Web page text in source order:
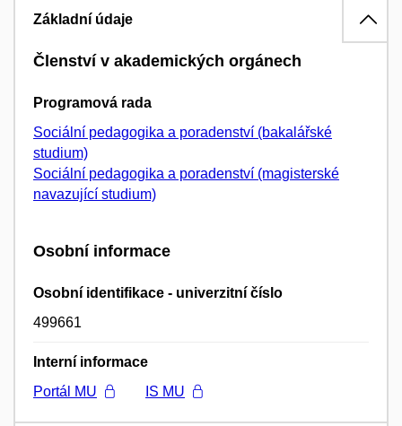
Základní údaje
Členství v akademických orgánech
Programová rada
Sociální pedagogika a poradenství (bakalářské
studium)
Sociální pedagogika a poradenství (magisterské
navazující studium)
Osobní informace
Osobní identifikace - univerzitní číslo
499661
Interní informace
Portál MU
IS MU